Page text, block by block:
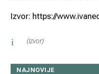
Izvor: https://
i (Izvor)
NAJNOVIJE